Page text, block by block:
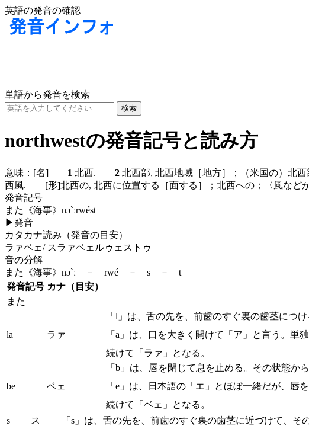
英語の発音の確認
単語から発音を検索
northwestの発音記号と読み方
意味： [名] 1 北西. 2 北西部, 北西地域［地方］；（米国の）北
西風. [形]北西の, 北西に位置する［面する］；北西への；〈風な
発音記号
また
《海事》 nɔ`ːrwést
▶発音
カタカナ読み（発音の目安）
ラァベェ/ スラァベェルゥェストゥ
音の分解
また
《海事》 nɔ`ː － rwé － s － t
発音記号 カナ（目安）
また
la ラァ
「l」は、舌の先を、前歯のすぐ裏の歯茎につ
「a」は、口を大きく開けて「ア」と言う。単
続けて「ラァ」となる。
be ベェ
「b」は、唇を閉じて息を止める。その状態か
「e」は、日本語の「エ」とほぼ一緒だが、唇
続けて「ベェ」となる。
s
ス 「s」は、舌の先を、前歯のすぐ裏の歯茎に近づけて、